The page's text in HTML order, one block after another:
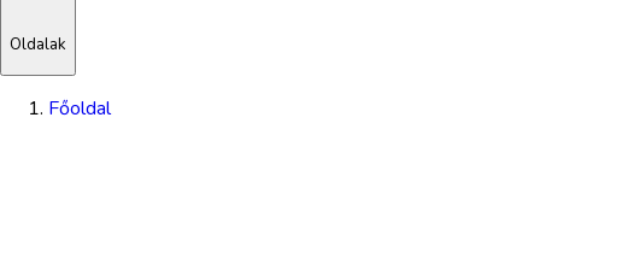
Oldalak
Főoldal